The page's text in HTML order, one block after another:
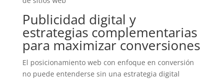
Publicidad digital y
estrategias complementarias
para maximizar conversiones
El posicionamiento web con enfoque en conversión
no puede entenderse sin una estrategia digital